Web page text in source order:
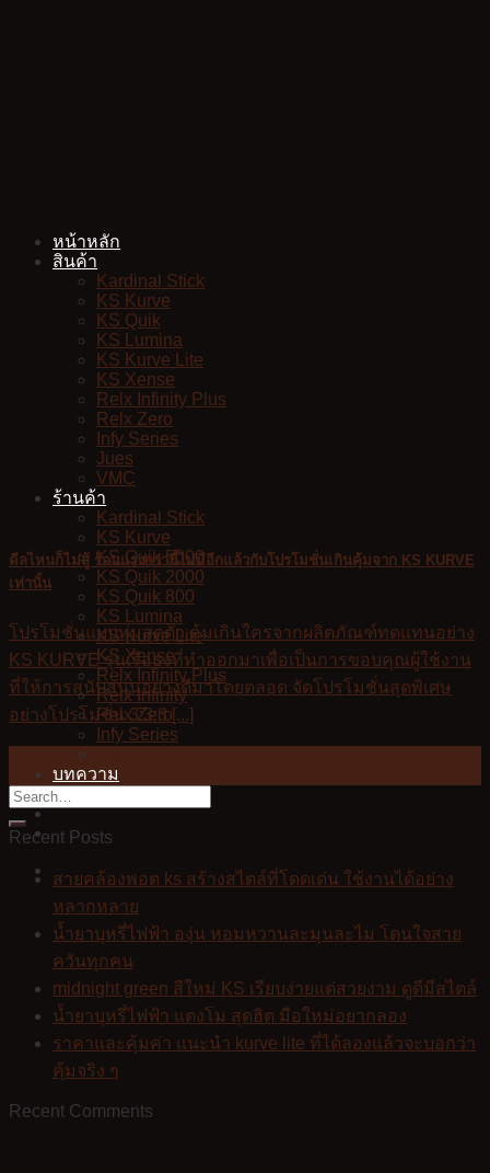
หน้าหลัก
สินค้า
Kardinal Stick
KS Kurve
KS Quik
KS Lumina
KS Kurve Lite
KS Xense
Relx Infinity Plus
Relx Zero
Infy Series
Jues
VMC
ร้านค้า
Kardinal Stick
KS Kurve
KS Quik 5000
KS Quik 2000
KS Quik 800
KS Lumina
KS Kurve Lite
KS Xense
Relx Infinity Plus
Relx Infinity
Relx Zero
Infy Series
บทความ
สมัครตัวแทน
ดีลไหนก็ไม่สู้ ร้อนแรงกว่านี้ไม่มีอีกแล้วกับโปรโมชั่นเกินคุ้มจาก KS KURVE
เท่านั้น
โปรโมชั่นแบบทุ่มสุดตัว คุ้มเกินใครจากผลิตภัณฑ์ทดแทนอย่าง
KS KURVE รุ่นเรือธงที่ทำออกมาเพื่อเป็นการขอบคุณผู้ใช้งาน
ที่ให้การสนับสนุนอย่างดีมาโดยตลอด จัดโปรโมชั่นสุดพิเศษ
อย่างโปรโมชั่น 3:3:3 [...]
Jun
Recent Posts
สายคล้องพอต ks สร้างสไตล์ที่โดดเด่น ใช้งานได้อย่าง
หลากหลาย
น้ำยาบุหรี่ไฟฟ้า องุ่น หอมหวานละมุนละไม โดนใจสาย
ควันทุกคน
midnight green สีใหม่ KS เรียบง่ายแต่สวยงาม ดูดีมีสไตล์
น้ำยาบุหรี่ไฟฟ้า แตงโม สุดฮิต มือใหม่อยากลอง
ราคาและคุ้มค่า แนะนำ kurve lite ที่ได้ลองแล้วจะบอกว่า
คุ้มจริง ๆ
Recent Comments